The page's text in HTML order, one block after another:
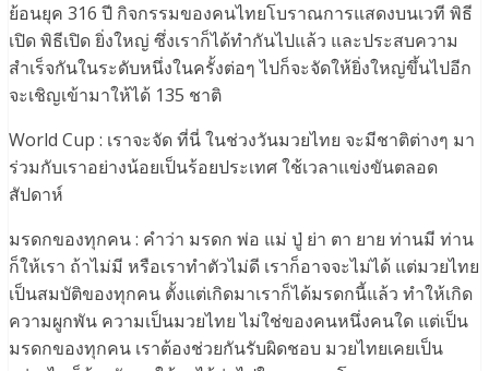
ย้อนยุค 316 ปี กิจกรรมของคนไทยโบราณการแสดงบนเวที พิธี
เปิด พิธีเปิด ยิ่งใหญ่ ซึ่งเราก็ได้ทำกันไปแล้ว และประสบความ
สำเร็จกันในระดับหนึ่งในครั้งต่อๆ ไปก็จะจัดให้ยิ่งใหญ่ขึ้นไปอีก
จะเชิญเข้ามาให้ได้ 135 ชาติ
World Cup : เราจะจัด ที่นี่ ในช่วงวันมวยไทย จะมีชาติต่างๆ มา
ร่วมกับเราอย่างน้อยเป็นร้อยประเทศ ใช้เวลาแข่งขันตลอด
สัปดาห์
มรดกของทุกคน : คำว่า มรดก พ่อ แม่ ปู่ ย่า ตา ยาย ท่านมี ท่าน
ก็ให้เรา ถ้าไม่มี หรือเราทำตัวไม่ดี เราก็อาจจะไม่ได้ แต่มวยไทย
เป็นสมบัติของทุกคน ตั้งแต่เกิดมาเราก็ได้มรดกนี้แล้ว ทำให้เกิด
ความผูกพัน ความเป็นมวยไทย ไม่ใช่ของคนหนึ่งคนใด แต่เป็น
มรดกของทุกคน เราต้องช่วยกันรับผิดชอบ มวยไทยเคยเป็น